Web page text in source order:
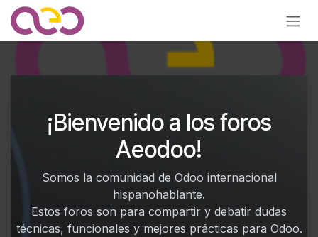
Ir al contenido
¡Bienvenido a los foros
Aeodoo!
Somos la comunidad de Odoo internacional
hispanohablante.
Estos foros son para compartir y debatir dudas
técnicas, funcionales y mejores prácticas para Odoo.